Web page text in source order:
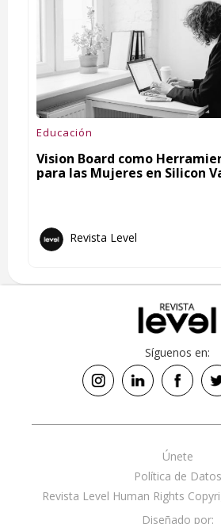
Educación
Vision Board como
para las Mujeres en Silicon
Revista Level
Síguenos en:
Revista Level Human Rights
Política de Datos
Únete
Diseñado por: